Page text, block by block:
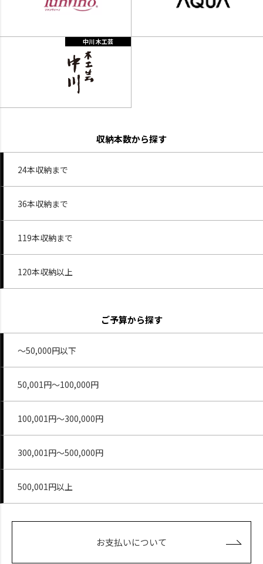
中川 木工芸
収納本数から探す
24本収納まで
36本収納まで
119本収納まで
120本収納以上
ご予算から探す
～50,000円以下
50,001円～100,000円
100,001円～300,000円
300,001円～500,000円
500,001円以上
お支払いについて